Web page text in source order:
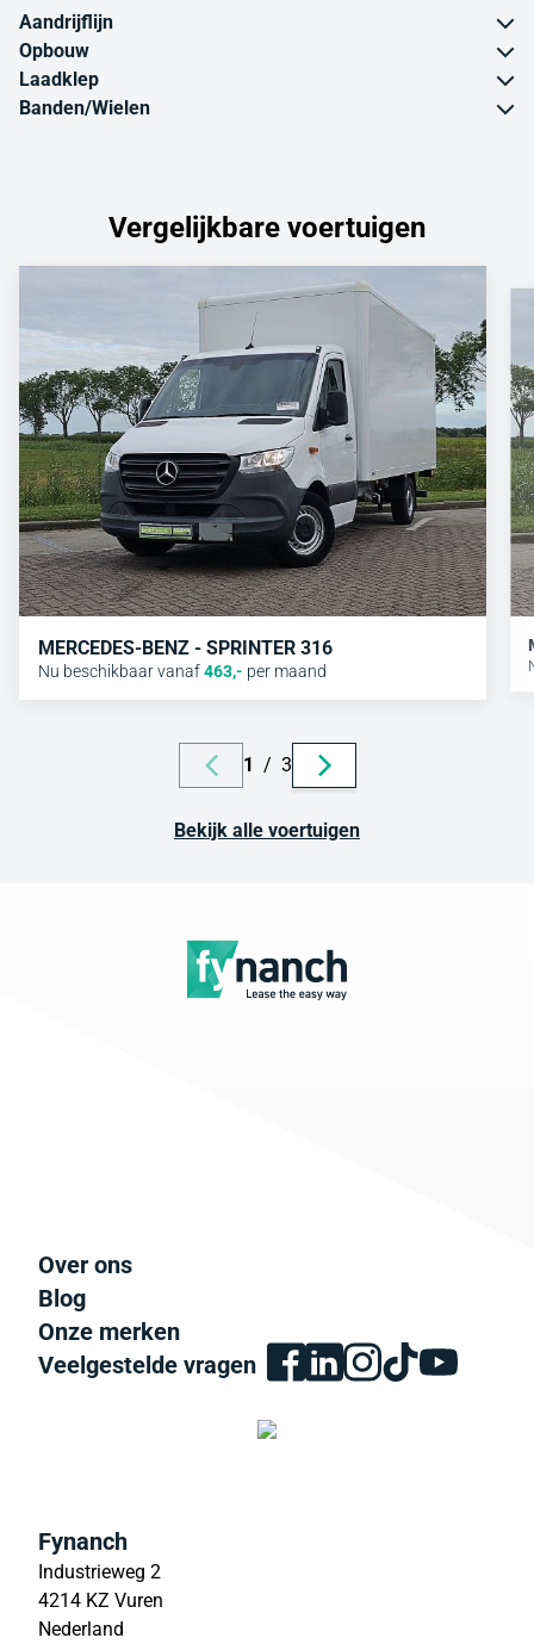
Aandrijflijn
Opbouw
Laadklep
Banden/Wielen
Vergelijkbare voertuigen
MERCEDES-BENZ - SPRINTER 316
Nu beschikbaar vanaf463,- per maand
1 / 3
Bekijk alle voertuigen
Over ons
Blog
Onze merken
Veelgestelde vragen
Fynanch
Industrieweg 2
4214 KZ Vuren
Nederland